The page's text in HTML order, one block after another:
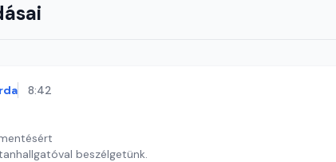
8:42
beszélgetünk.